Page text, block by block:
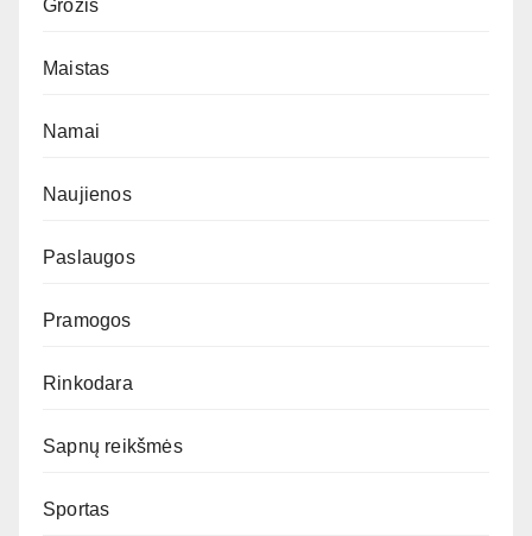
Grožis
Maistas
Namai
Naujienos
Paslaugos
Pramogos
Rinkodara
Sapnų reikšmės
Sportas